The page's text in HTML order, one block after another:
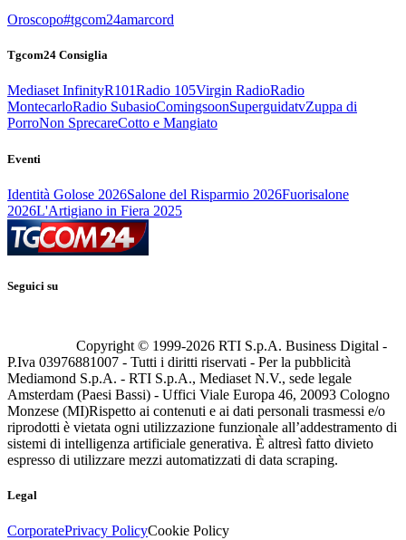
Oroscopo#tgcom24amarcord
Tgcom24 Consiglia
Mediaset InfinityR101Radio 105Virgin RadioRadio
MontecarloRadio SubasioComingsoonSuperguidatvZuppa di
PorroNon SprecareCotto e Mangiato
Eventi
Identità Golose 2026Salone del Risparmio 2026Fuorisalone
2026L'Artigiano in Fiera 2025
Seguici su
Copyright © 1999-2026 RTI S.p.A. Business Digital -
P.Iva 03976881007 - Tutti i diritti riservati - Per la pubblicità
Mediamond S.p.A. - RTI S.p.A., Mediaset N.V., sede legale
Amsterdam (Paesi Bassi) - Uffici Viale Europa 46, 20093 Cologno
Monzese (MI)Rispetto ai contenuti e ai dati personali trasmessi e/o
riprodotti è vietata ogni utilizzazione funzionale all’addestramento di
sistemi di intelligenza artificiale generativa. È altresì fatto divieto
espresso di utilizzare mezzi automatizzati di data scraping.
Legal
CorporatePrivacy PolicyCookie Policy